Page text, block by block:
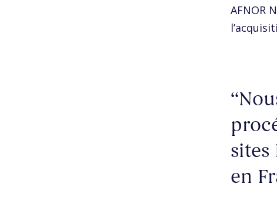
AFNOR
sites
en